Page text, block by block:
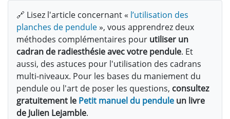
🔗 Lisez l'article concernant « l’utilisation des
planches de pendule», vous apprendrez deux
méthodes complémentaires pour utiliser un
cadran de radiesthésie avec votre pendule. Et
aussi, des astuces pour l'utilisation des cadrans
multi-niveaux. Pour les bases du maniement du
pendule ou l'art de poser les questions, consultez
gratuitement le Petit manuel du pendule un livre
de Julien Lejamble.